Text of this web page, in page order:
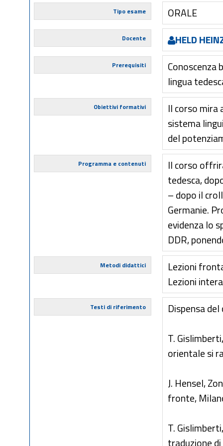
Tipo esame ORALE
Docente HELD
Prerequisiti
lingua
Obiettivi formativi
Il corso mira
sistema
del
Programma e contenuti
Il corso
tedesca,
– dopo il
Germanie.
evidenza lo
DDR,
Metodi didattici
Lezioni
Lezioni
Testi di riferimento
Dispensa
T.
orientale si
J. Hensel,
fronte,
T.
traduzione